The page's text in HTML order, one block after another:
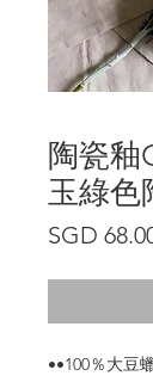
陶瓷釉
玉綠色
SGD
••100％大豆